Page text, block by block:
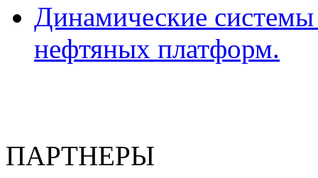
Динамические
нефтяных платформ.
ПАРТНЕРЫ